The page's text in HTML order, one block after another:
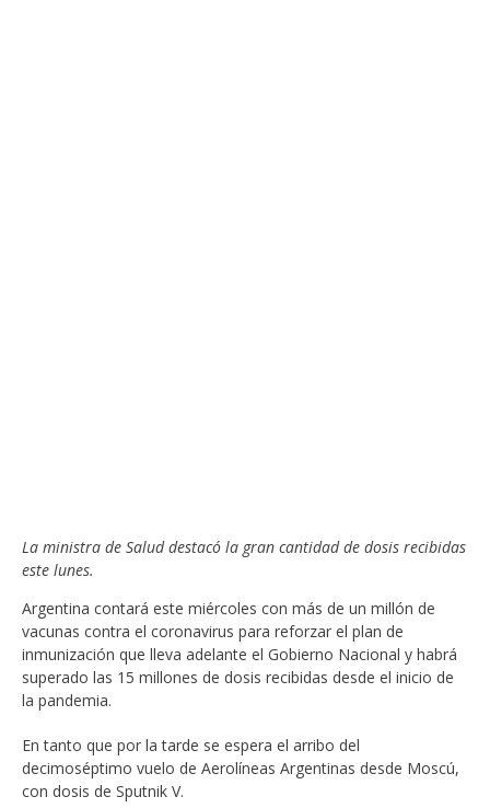
La ministra de Salud destacó la gran cantidad de dosis recibidas
este lunes.
Argentina contará este miércoles con más de un millón de
vacunas contra el coronavirus para reforzar el plan de
inmunización que lleva adelante el Gobierno Nacional y habrá
superado las 15 millones de dosis recibidas desde el inicio de
la pandemia.
En tanto que por la tarde se espera el arribo del
decimoséptimo vuelo de Aerolíneas Argentinas desde Moscú,
con dosis de Sputnik V.